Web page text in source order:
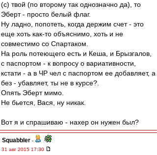
(с) твой (по второму так однозначно да), то
Эберт - просто белый флаг.
Ну ладно, попотеть, когда держим счет - это
еще хоть как-то объяснимо, хоть и не
совместимо со Спартаком.
На роль потеющего есть и Кеша, и Брызгалов,
с паспортом - к вопросу о вариативности,
кстати - а в ЧР чел с паспортом ее добавляет, а
без - убавляет, ты не в курсе?.
Опять Эберт мимо.
Не бьется, Вася, ну никак.
Вот я и спрашиваю - нахер он нужен был?
Squabbler -
31 авг 2015 17:30